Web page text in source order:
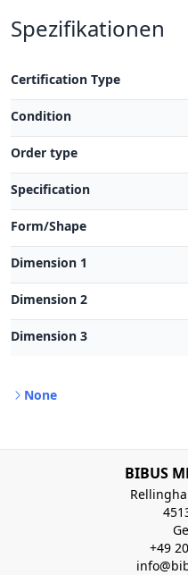
Spezifikationen
Certification Type
Condition
Order type
Specification
Form/Shape
Dimension 1
Dimension 2
Dimension 3
None
BIBUS
+49